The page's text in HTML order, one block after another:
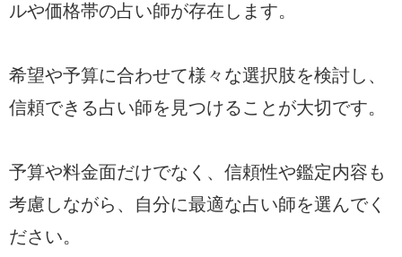
ルや価格帯の占い師が存在します。
希望や予算に合わせて様々な選択肢を検討し、
信頼できる占い師を見つけることが大切です。
予算や料金面だけでなく、信頼性や鑑定内容も
考慮しながら、自分に最適な占い師を選んでく
ださい。